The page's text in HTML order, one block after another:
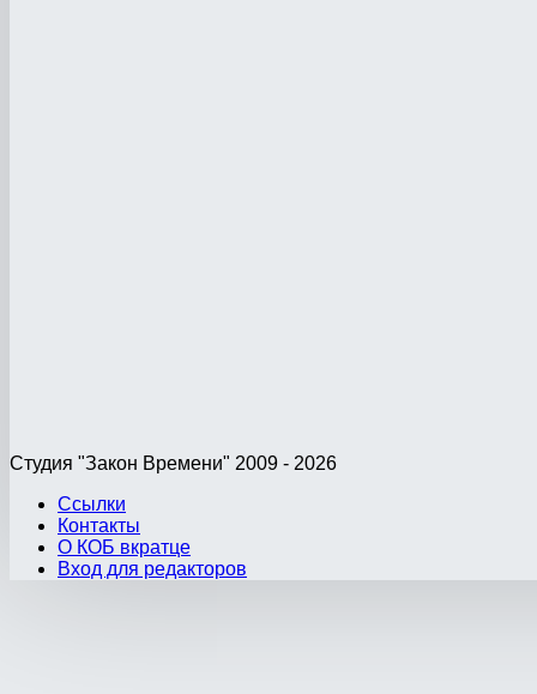
Студия "Закон Времени" 2009 - 2026
Ссылки
Контакты
О КОБ вкратце
Вход для редакторов